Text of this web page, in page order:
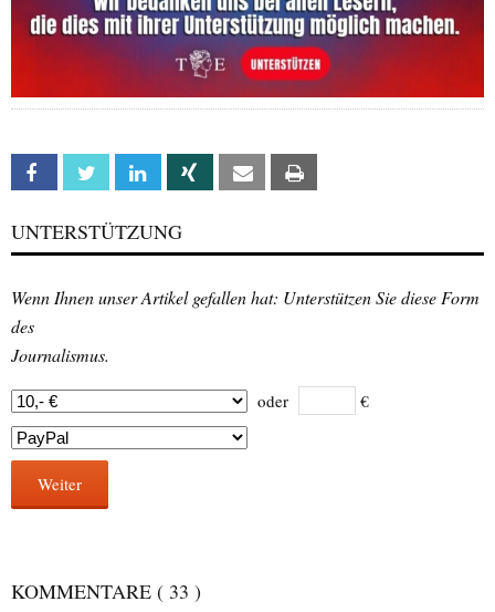
Facebook Twitter Linkedin Xing Email
UNTERSTÜTZUNG
Wenn Ihnen unser Artikel gefallen hat: Unterstützen Sie diese Form
des
Journalismus.
oder €
Weiter
KOMMENTARE ( 33 )